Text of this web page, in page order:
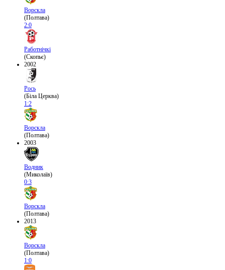
Ворскла
(Полтава)
2:0
Работнічкі
(Скопьє)
2002
Рось
(Біла Церква)
1:2
Ворскла
(Полтава)
2003
Водник
(Миколаїв)
0:3
Ворскла
(Полтава)
2013
Ворскла
(Полтава)
1:0